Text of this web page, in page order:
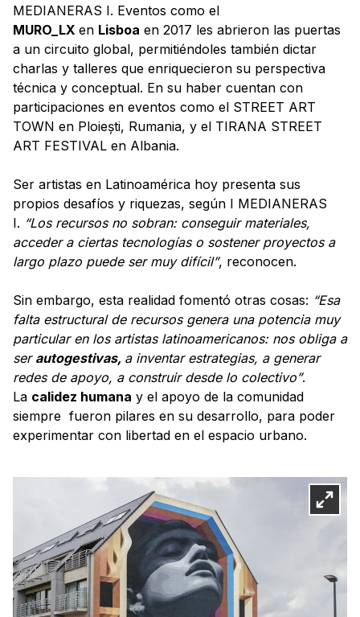
MEDIANERAS I. Eventos como el
MURO_LX en Lisboa en 2017 les abrieron las puertas
a un circuito global, permitiéndoles también dictar
charlas y talleres que enriquecieron su perspectiva
técnica y conceptual. En su haber cuentan con
participaciones en eventos como el STREET ART
TOWN en Ploiești, Rumania, y el TIRANA STREET
ART FESTIVAL en Albania.
Ser artistas en Latinoamérica hoy presenta sus
propios desafíos y riquezas, según I MEDIANERAS
I. “Los recursos no sobran: conseguir materiales,
acceder a ciertas tecnologías o sostener proyectos a
largo plazo puede ser muy difícil”, reconocen.
Sin embargo, esta realidad fomentó otras cosas: “Esa
falta estructural de recursos genera una potencia muy
particular en los artistas latinoamericanos: nos obliga a
ser autogestivas, a inventar estrategias, a generar
redes de apoyo, a construir desde lo colectivo”.
La calidez humana y el apoyo de la comunidad
siempre fueron pilares en su desarrollo, para poder
experimentar con libertad en el espacio urbano.